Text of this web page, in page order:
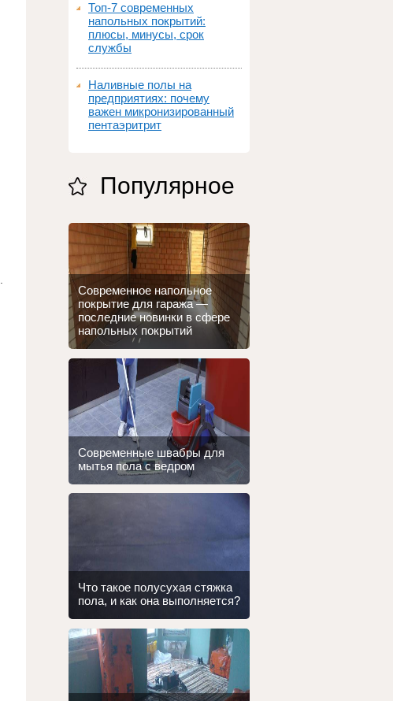
Топ‑7 современных
напольных покрытий:
плюсы, минусы, срок
службы
Наливные полы на
предприятиях: почему
важен микронизированный
пентаэритрит
Популярное
Современное напольное
покрытие для гаража —
последние новинки в сфере
напольных покрытий
Современные швабры для
мытья пола с ведром
Что такое полусухая стяжка
пола, и как она выполняется?